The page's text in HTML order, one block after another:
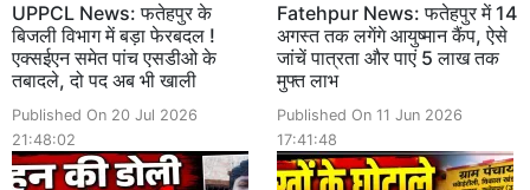
UPPCL News: फतेहपुर के
बिजली विभाग में बड़ा फेरबदल !
एक्सईएन समेत पांच एसडीओ के
तबादले, दो पद अब भी खाली
Published On 20 Jul 2026
21:48:02
Fatehpur News: फतेहपुर में 14
अगस्त तक लगेंगे आयुष्मान कैंप, ऐसे
जांचें पात्रता और पाएं 5 लाख तक
मुफ्त लाभ
Published On 11 Jun 2026
17:41:48